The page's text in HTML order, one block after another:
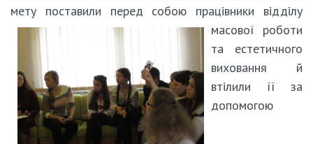
мету поставили перед собою працівники відділу
масової роботи
та естетичного
виховання й
втілили її за
допомогою